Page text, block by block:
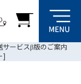
サービスβ版のご案内
]